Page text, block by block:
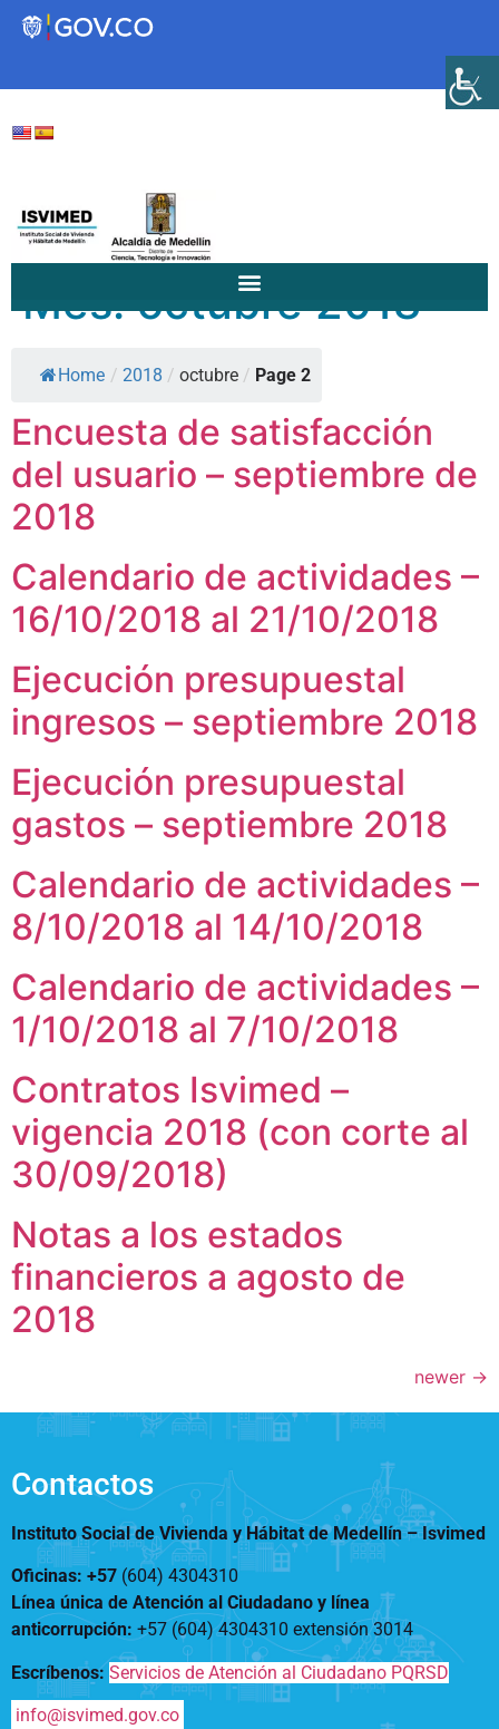
Transparencia
Participa
Hábitat de Medellín
Servicios
Mejoramiento de
Vivienda
Vivienda Nueva
Vivienda un proyecto
familiar
Titulación
Reconocimiento de
Acompañamiento Social
OPV-JVC
Notificaciones
Nosotros
¿Qué es el ISVIMED?
Rendición de cuentas
Directorio de servidores
Encuesta de Percepción
A+ A A-
Tamaño de la
fuente
Contraste
Centro de relevo
Más Información sobre Accesibilidad
Mes:octubre 2018
Home / 2018 / octubre / Page 2
Encuesta de satisfacción
del usuario – septiembre de
2018
Calendario de actividades –
16/10/2018 al 21/10/2018
Ejecución presupuestal
ingresos – septiembre 2018
Ejecución presupuestal
gastos – septiembre 2018
Calendario de actividades –
8/10/2018 al 14/10/2018
Calendario de actividades –
1/10/2018 al 7/10/2018
Contratos Isvimed –
vigencia 2018 (con corte al
30/09/2018)
Notas a los estados
financieros a agosto de
2018
newer →
Contactos
Instituto Social de Vivienda y Hábitat de Medellín –Isvimed
Oficinas: +57 (604) 4304310
Línea única de Atención al Ciudadano y línea
anticorrupción: +57 (604) 4304310 extensión3014
Escríbenos: Servicios de Atención al Ciudadano PQRSD
info@isvimed.gov.co